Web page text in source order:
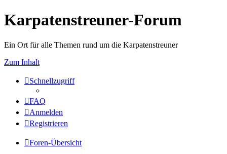
Karpatenstreuner-Forum
Ein Ort für alle Themen rund um die Karpatenstreuner
Zum Inhalt
Schnellzugriff
FAQ
Anmelden
Registrieren
Foren-Übersicht